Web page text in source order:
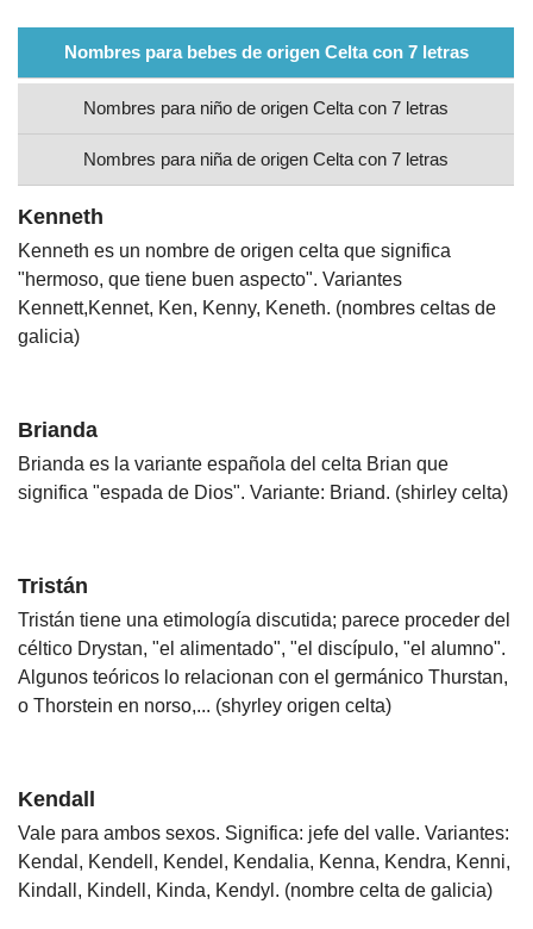
Nombres para bebes de origen Celta con 7 letras
Nombres para niño de origen Celta con 7 letras
Nombres para niña de origen Celta con 7 letras
Kenneth
Kenneth es un nombre de origen celta que significa
"hermoso, que tiene buen aspecto". Variantes
Kennett,Kennet, Ken, Kenny, Keneth. (nombres celtas de
galicia)
Brianda
Brianda es la variante española del celta Brian que
significa "espada de Dios". Variante: Briand. (shirley celta)
Tristán
Tristán tiene una etimología discutida; parece proceder del
céltico Drystan, "el alimentado", "el discípulo, "el alumno".
Algunos teóricos lo relacionan con el germánico Thurstan,
o Thorstein en norso,... (shyrley origen celta)
Kendall
Vale para ambos sexos. Significa: jefe del valle. Variantes:
Kendal, Kendell, Kendel, Kendalia, Kenna, Kendra, Kenni,
Kindall, Kindell, Kinda, Kendyl. (nombre celta de galicia)